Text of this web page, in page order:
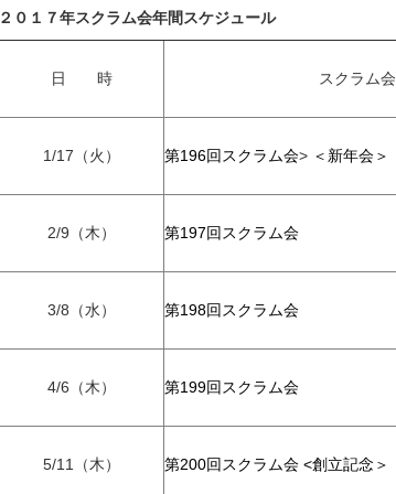
２０１７年スクラム会年間スケジュール
日 時 スクラム会
1/17（火） 第196回スクラム会> ＜新年会＞
2/9（木） 第197回スクラム会
3/8（水） 第198回スクラム会
4/6（木） 第199回スクラム会
5/11（木） 第200回スクラム会 <創立記念＞